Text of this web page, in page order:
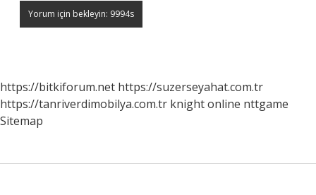
https://bitkiforum.net https://suzerseyahat.com.tr
https://tanriverdimobilya.com.tr knight online nttgame
Sitemap